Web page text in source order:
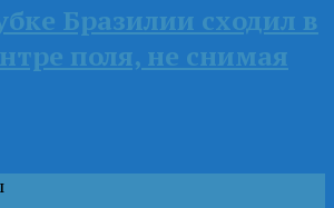
Бразилии сходил в
поля, не снимая